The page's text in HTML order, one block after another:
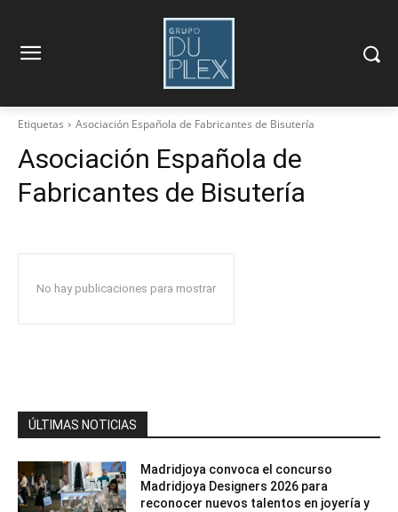
Etiquetas Asociación Española de Fabricantes de Bisutería
Asociación Española de
Fabricantes de Bisutería
No hay publicaciones para mostrar
ÚLTIMAS NOTICIAS
Madridjoya convoca el concurso
Madridjoya Designers 2026 para
reconocer nuevos talentos en joyería y